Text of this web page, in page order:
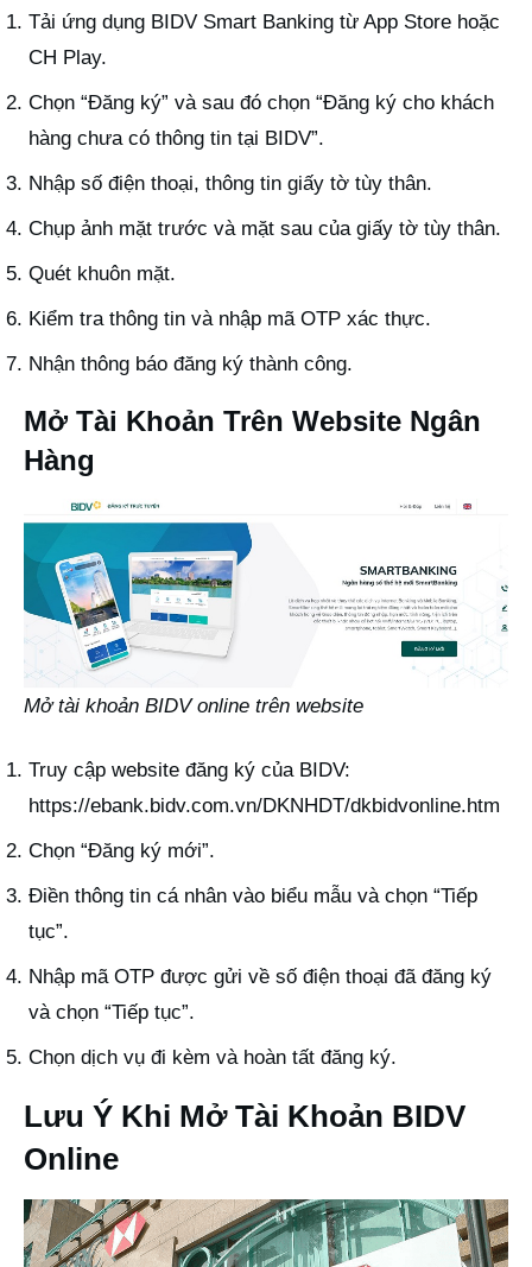
Tải ứng dụng BIDV Smart Banking từ App Store hoặc
CH Play.
Chọn “Đăng ký” và sau đó chọn “Đăng ký cho khách
hàng chưa có thông tin tại BIDV”.
Nhập số điện thoại, thông tin giấy tờ tùy thân.
Chụp ảnh mặt trước và mặt sau của giấy tờ tùy thân.
Quét khuôn mặt.
Kiểm tra thông tin và nhập mã OTP xác thực.
Nhận thông báo đăng ký thành công.
Mở Tài Khoản Trên Website Ngân
Hàng
Mở tài khoản BIDV online trên website
Truy cập website đăng ký của BIDV:
https://ebank.bidv.com.vn/DKNHDT/dkbidvonline.htm
Chọn “Đăng ký mới”.
Điền thông tin cá nhân vào biểu mẫu và chọn “Tiếp
tục”.
Nhập mã OTP được gửi về số điện thoại đã đăng ký
và chọn “Tiếp tục”.
Chọn dịch vụ đi kèm và hoàn tất đăng ký.
Lưu Ý Khi Mở Tài Khoản BIDV
Online